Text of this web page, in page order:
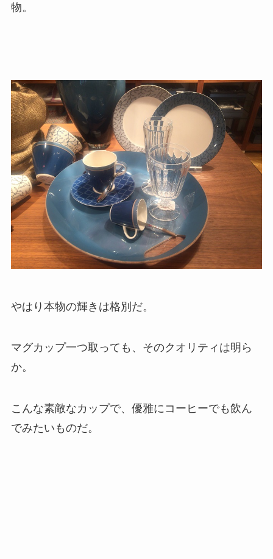
物。
やはり本物の輝きは格別だ。
マグカップ一つ取っても、そのクオリティは明ら
か。
こんな素敵なカップで、優雅にコーヒーでも飲ん
でみたいものだ。